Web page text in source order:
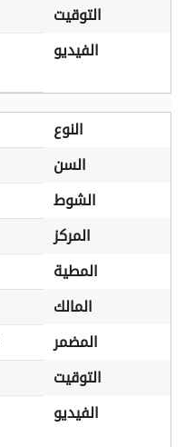
التوقيت
الفيديو
النوع
السن
الشوط
المركز
المطية
المالك
المضمر
التوقيت
الفيديو